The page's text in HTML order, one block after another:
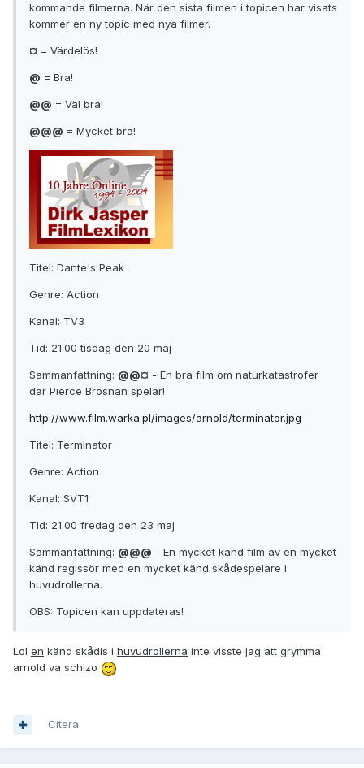
kommande filmerna. När den sista filmen i topicen har visats
kommer en ny topic med nya filmer.
¤ = Värdelös!
@ = Bra!
@@ = Väl bra!
@@@ = Mycket bra!
Titel: Dante's Peak
Genre: Action
Kanal: TV3
Tid: 21.00 tisdag den 20 maj
Sammanfattning: @@¤ - En bra film om naturkatastrofer
där Pierce Brosnan spelar!
http://www.film.warka.pl/images/arnold/terminator.jpg
Titel: Terminator
Genre: Action
Kanal: SVT1
Tid: 21.00 fredag den 23 maj
Sammanfattning: @@@ - En mycket känd film av en mycket
känd regissör med en mycket känd skådespelare i
huvudrollerna.
OBS: Topicen kan uppdateras!
Lol en känd skådis i huvudrollerna inte visste jag att grymma
arnold va schizo
Citera